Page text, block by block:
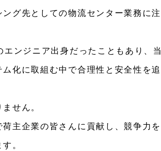
グ先としての物流センター業務に注
ンジニア出身だったこともあり、当
化に取組む中で合理性と安全性を追
せん。
主企業の皆さんに貢献し、競争力を
。